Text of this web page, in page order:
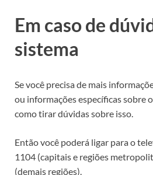
Em caso de
sistema
Se você precisa de mais
ou informações específicas sobre
como tirar dúvidas sobre isso.
Então você poderá ligar para o
1104 (capitais e regiões
(demais regiões).